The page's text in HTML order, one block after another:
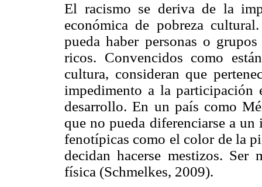
El racismo se deriva de la
económica de pobreza
pueda haber personas o
ricos. Convencidos como
cultura, consideran que
impedimento a la
desarrollo. En un país como
que no pueda diferenciarse a
fenotípicas como el color de la
decidan hacerse mestizos. Ser
física (Schmelkes, 2009).